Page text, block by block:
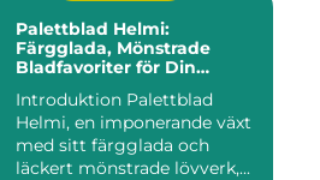
Palettblad Helmi:
Färgglada, Mönstrade
Bladfavoriter för Din
Introduktion Palettblad
Helmi, en imponerande växt
med sitt färgglada och
läckert mönstrade lövverk,...